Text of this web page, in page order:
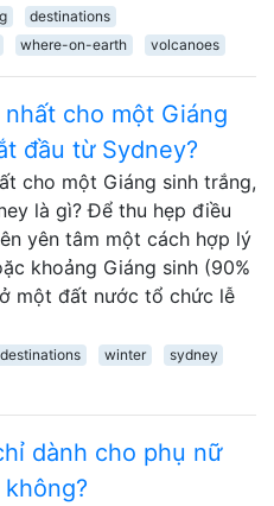
destinations
where-on-earth volcanoes
cho một Giáng
đầu từ Sydney?
cho một Giáng sinh trắng,
là gì? Để thu hẹp điều
yên tâm một cách hợp lý
khoảng Giáng sinh (90%
một đất nước tổ chức lễ
destinations winter
sydney
dành cho phụ nữ